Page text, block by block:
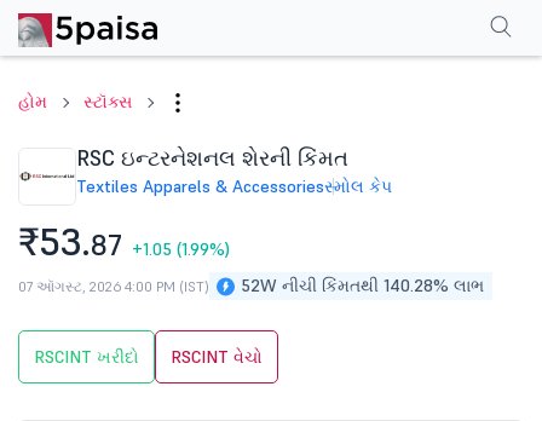
હોમ સ્ટૉક્સ
RSC ઇન્ટરનેશનલ શેરની કિંમત
Textiles Apparels & Accessoriesસ્મોલ કેપ
₹53.87 +1.05 (1.99%)
52W નીચી કિંમતથી 140.28% લાભ
07 ઑગસ્ટ, 2026 4:00 PM (IST)
RSCINT ખરીદો RSCINT વેચો
પરફોર્મન્સફાઇનાન્શિયલ્સ વધુ